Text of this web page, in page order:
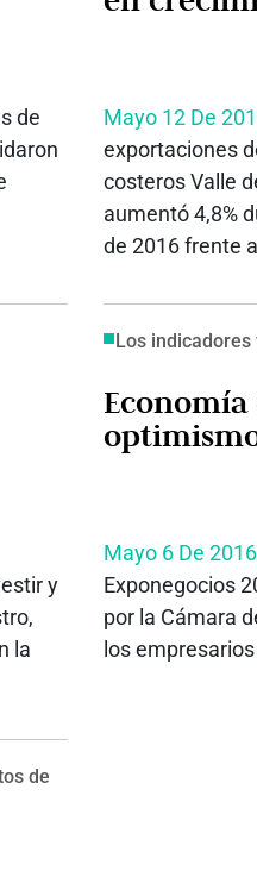
de
Mayo 12 De
exportaciones
costeros Valle
aumentó 4,8%
de 2016 frente
y
la
Los
Mayo 6 De 2016
Exponegocios
por la Cámara
los
de